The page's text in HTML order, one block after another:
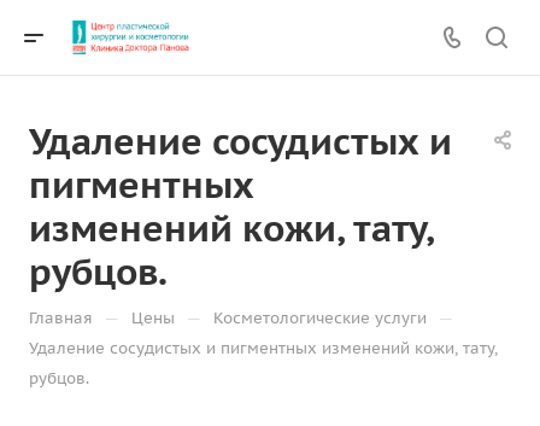
Удаление сосудистых и
пигментных
изменений кожи, тату,
рубцов.
Главная — Цены — Косметологические услуги —
Удаление сосудистых и пигментных изменений кожи, тату,
рубцов.